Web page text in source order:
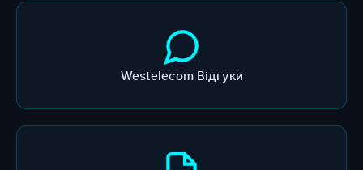
Westelecom Відгуки